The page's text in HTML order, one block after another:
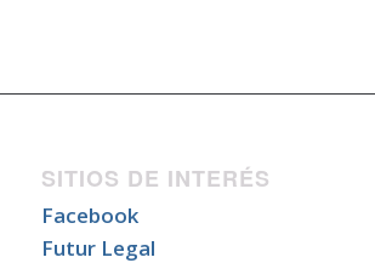
SITIOS DE INTERÉS
Facebook
Futur Legal